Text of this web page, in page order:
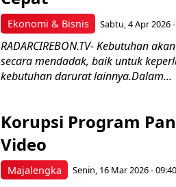
Ekonomi & Bisnis Sabtu, 4 Apr 2026
RADARCIREBON.TV- Kebutuhan
secara mendadak, baik untuk
kebutuhan darurat lainnya.Dalam...
Majalengka
Korupsi Program
Video
Senin, 16 Mar 2026 - 09:40